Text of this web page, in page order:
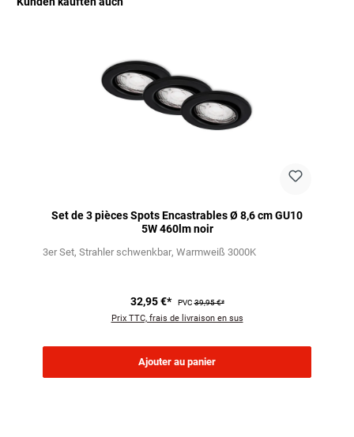
Set de 3 pièces Spots Encastrables Ø 8,6 cm GU10
5W 460lm noir
3er Set Strahler schwenkbar Warmweiß 3000K
32,95 €* PVC39,95 €*
Prix TTC, frais de livraison en sus
Ajouter au panier